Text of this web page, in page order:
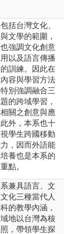
括台灣文化、
文學的範圍，
強調文化創意
以及語言傳播
訓練。因此在
容與學習方法
特別強調融合三
的跨域學習，
關之創意與應
外，本系也十
學生跨國移動
，因而外語能
養也是本系的
點。
兼具語言、文
化三種當代人
的教學內涵，
地以台灣為核
，帶領學生探